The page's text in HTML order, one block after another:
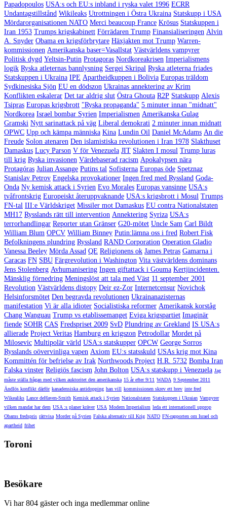
Papadopoulos USA:s och EU:s inbland i ryska valet 1996 ECRR
Undantagstillstånd Wikileaks Utrottningen i Östra Ukraina Statskupp i USA
Mördarorganisationen NATO Merci beaucoup France Krösus Statskuppen i
Iran 1953 Trumps krigskabinett Förrädaren Trump Finansialiseringen Alvin
A. Snyder Obama en krigsförbrytare Häxjakten mot Trump Warren-
kommissionen Amerikanska baser=Vasallstat Västvärldens vampyrer
Politisk dygd Yeltsin-Putin Protagoras Nordkoreakrisen Imperialismens
logik Ryska atleternas bannlysning Sergei Skripal Ryska atleterna friades
Statskuppen i Ukraina IPE Apartheidkuppen i Bolivia Europas träldom
Sydkinesiska Sjön EU en dödszon Ukrainas annektering av Krim
Konflikten eskalerar Det tar aldrig slut Östra Ghouta R2P Statskupp Alexis
Tsipras Europas krigsbrott "Ryska propaganda" 5 minuter innan "midnatt"
Nordkorea Israel bombar Syrien Imperialismen Amerikanska Gulag
Gramski Nytt sarinattack på väg Liberal demokrati 2 minuter innan midnatt
OPWC Upp och kämpa människa Kina Lundin Oil Daniel McAdams An die
Freude Solon atenaren Den islamistiska revolutionen i Iran 1978 Slakthuset
Damaskus Lucy Parson V för Venezuela JIT Slakten I mosul Trump luras
till krig Ryska invasionen Värdebaserad racism Apokalypsen nära
Protagóras Julian Assange Putins tal Sofisterna Europas öde Spetznaz
Stanislav Petrov Engelska provokationer Ingen fred med Ryssland Goda-
Onda Ny kemisk attack i Syrien Evo Morales Europas vansinne USA:s
tvåfrontskrig Europeiskt återuppvaknande USA:s krigsbrott i Mosul Trumps
FN-tal III:e Världskriget Missiler mot Damaskus EU contra Nationalstaten
MH17 Rysslands rätt till intervention Annektering Syriza USA:s
terrorhandlingar Reporter utan Gränser G20-mötet Uncle Sam Carl Bildt
William Blum OPCV William Binney Putin:lämna oss i fred Robert Fisk
Befolkningens plundring Ryssland RAND Corporation Operation Gladio
Vanessa Beeley Mörda Assad QE Religionens ok James Petras Gamarna i
Caracas FN SBU Färgrevolution i Washington Vita västvärldens dominans
Jens Stolenberg Avhumanisering Ingen giftattack i Gouma Kertjincidenten.
Mänsklig förnedring Meningslöst att tala med Väst 11 september 2001
Revolution Västvärldens distopy Deir ez-Zor Internetcensur Novichok
Helsinforsmötet Den begravda revolutionen Ukrainanazisternas
manifestation Vi är alla idioter Socialistiska reformer Amerikansk korståg
Chang Wanguau Trump vs etablissemanget Eviga krigspartiet Imaginär
fiende SOHR CAS Fredspriset 2009 SvD Plundring av Grekland IS USA:s
allierade Project Veritas Hamburg en krigszon Petrodollar Mordet på
Milosevic Multipolär värld USA:s statskupper OPCW George Sorros
Rysslands oövervinliga vapen Axiom EU:s statsskuld USAs krig mot Kina
Kommittén för befrielse av Irak Northwoods Project H.R. 5732 Bomba Iran
Falska vinster Religiös fascism John Bolton USA:s statskupp i Venezuela Jag
måste ställa frågan med vilken auktoritet den amerikanska 15 år efter 9/11 WADA 9 September 2011
Ändlös konflikt därför kanadensiska antidopping han vill kommissionen skrev ett brev inte fred
Wikealiks Lance deHaven-Smith Kemisk attack i Syrien Nationalstaten Statskuppen i Ukraian Vampyrer
vilken mandat har dem USA :s planer kräver USA Modern Imperialism leda ett internationell upprop
Obams fredspris rättvisa Morder på Syrien Falska alternativ till Krig NATO FN-rapporten om Israel och
apartheid frihet
Toroni
Besökare
Vi har 804 gäster och inga medlemmar online